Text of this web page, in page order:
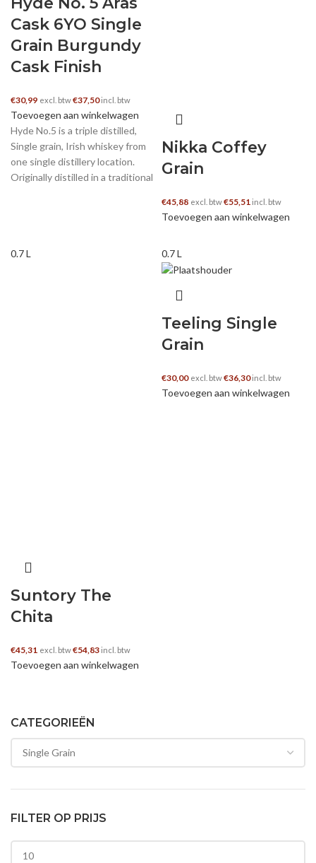
CATEGORIEËN
FILTER OP PRIJS
Cask 6YO Single
Grain Burgundy
Cask Finish
€30,99 excl. btw€37,50incl. btw
Toevoegen aan winkelwagen
Hyde No.5 is a triple distilled,
Single grain, Irish whiskey from
one single distillery location.
Originally distilled in a traditional
Nikka Coffey
Grain
€45,88 excl. btw€55,51 incl. btw
Toevoegen aan winkelwagen
0.7 L
Suntory The
Chita
€45,31 excl. btw€54,83 incl. btw
Toevoegen aan winkelwagen
0.7 L
Teeling Single
Grain
€30,00 excl. btw€36,30incl. btw
Toevoegen aan winkelwagen